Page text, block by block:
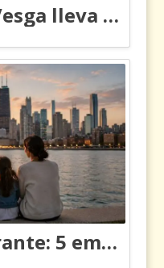
Carlos Manuel Vesga lleva el nombre de Colombia a los Emmy
Resiliencia migrante: 5 emociones y cómo gestionarlas